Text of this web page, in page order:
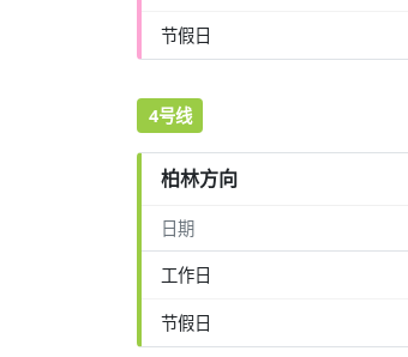
节假日
4号线
柏林方向
日期
工作日
节假日